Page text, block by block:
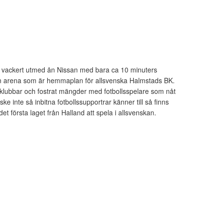
utmed ån Nissan med bara ca 10 minuters
som är hemmaplan för allsvenska Halmstads BK.
och fostrat mängder med fotbollsspelare som nåt
inte så inbitna fotbollssupportrar känner till så finns
första laget från Halland att spela i allsvenskan.